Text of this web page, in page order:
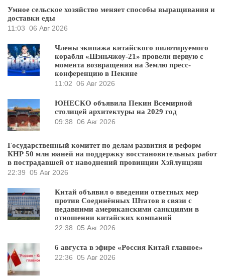
Умное сельское хозяйство меняет способы выращивания и
доставки еды
11:03 06 Авг 2026
Члены экипажа китайского пилотируемого
корабля «Шэньчжоу-21» провели первую с
момента возвращения на Землю пресс-
конференцию в Пекине
11:02 06 Авг 2026
ЮНЕСКО объявила Пекин Всемирной
столицей архитектуры на 2029 год
09:38 06 Авг 2026
Государственный комитет по делам развития и реформ
КНР 50 млн юаней на поддержку восстановительных работ
в пострадавшей от наводнений провинции Хэйлунцзян
22:39 05 Авг 2026
Китай объявил о введении ответных мер
против Соединённых Штатов в связи с
недавними американскими санкциями в
отношении китайских компаний
22:38 05 Авг 2026
6 августа в эфире «Россия Китай главное»
22:36 05 Авг 2026